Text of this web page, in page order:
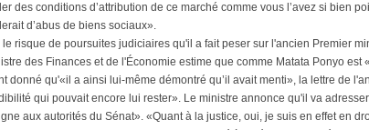
des conditions d’attribution de ce marché comme vous l’avez si bien
d’abus de biens sociaux».
le risque de poursuites judiciaires qu'il a fait peser sur l'ancien Premier
des Finances et de l'Économie estime que comme Matata Ponyo
donné qu'«il a ainsi lui-même démontré qu’il avait menti», la lettre de
qui pouvait encore lui rester». Le ministre annonce qu'il va
aux autorités du Sénat». «Quant à la justice, oui, je suis en effet en